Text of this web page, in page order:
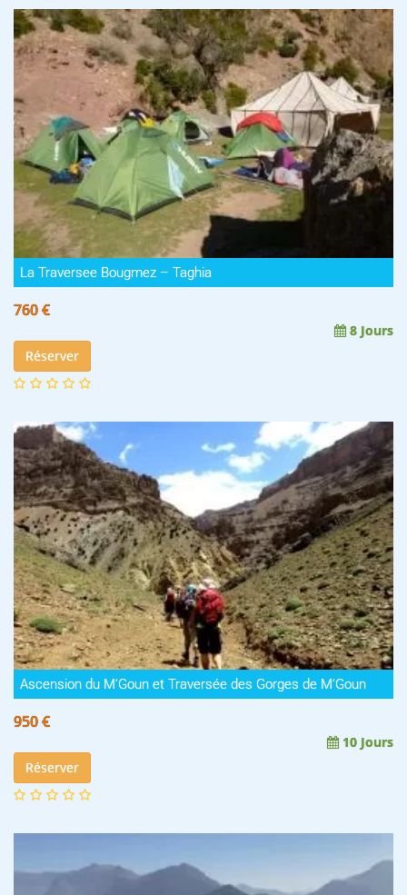
La Traversee Bougmez – Taghia
760 €
8 Jours
Réserver
Ascension du M’Goun et Traversée des Gorges de M’Goun
950 €
10 Jours
Réserver